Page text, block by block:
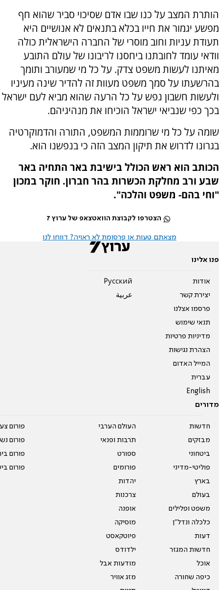
הותרת המצב על כנו שבו אדם שסיכוי סביר שהוא חף
מפשע יגמור את חייו בכלא בתנאים לא אנושיים היא
תעודת עניות וחוב מוסרי של החברה הישראלית כולה
וודאי עומד לחובתנו ביחסנו לריבונו של עולם התובע
מאיתנו לעשות משפט צדק. על כל מי שמעורב ותומך
בהרשעתו על סמך משפט מעוות זה להדיר שינה מעיניו
ולעשות חשבון נפש על כל הרעה שהוא מביא לעם ישראל
בכך כפי שנביאי ישראל הוכיחו את מנהיגיהם.
שומה על כל מי שרוממות המשפט, התורה והדמוקרטיה
בגרונו לדרוש את תיקון המצב הזה כי בנפשנו הוא.
הכותב הוא ראש הכולל בישיבת באר התחיה באר
שבע ורב מחלקת הכשרות בהר חברון. חוקר במכון
"וחי בהם- משפט והלכה".
הצטרפו לקבוצת הוואטצאפ של ערוץ 7
מצאתם טעות או פרסומת לא ראויה? דווחו לנו
פנו אלינו
אודות
יצירת קשר
פרסמו אצלנו
תנאי שימוש
מדיניות פרטיות
הצהרת נגישות
המייל האדום
עברית
English
Pусский
عربية
מדורים
חדשות
מבזקים
ביטחוני
פוליטי-מדיני
בארץ
בעולם
משפט ופלילים
כלכלה ונדל"ן
דעות
חדשות המגזר
אוכל
כיפה שחורה
העולם הערבי
תרבות ופנאי
ספורט
פורומים
יהדות
צרכנות
אופנה
מוסיקה
פיוטקאסט
ילדודס
מודעות אבל
מזג אוויר
פורום
פורום
פורום
פורום